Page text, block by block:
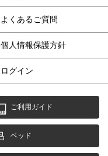
よくあるご質問
個人情報保護方針
ログイン
ご利用ガイド
ベッド